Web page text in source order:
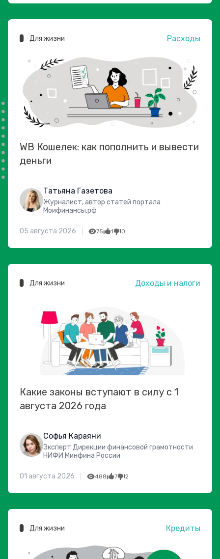
Для жизни Расходы
WB Кошелек: как пополнить и вывести
деньги
Татьяна Газетова
Журналист, автор статей портала
Моифинансы.рф
05 августа 2026 75 1 0
Для жизни Доходы и налоги
Какие законы вступают в силу с 1
августа 2026 года
Софья Караяни
Эксперт Дирекции финансовой грамотности
НИФИ Минфина России
01 августа 2026 488 7 2
Для жизни Кредиты